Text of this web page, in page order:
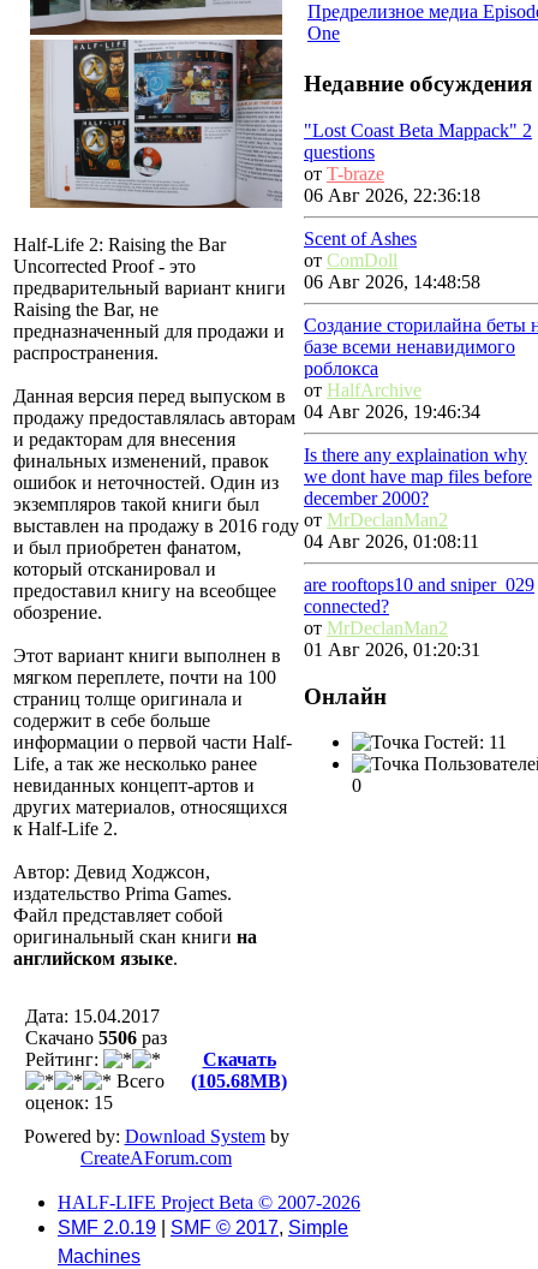
Half-Life 2: Raising the Bar
Uncorrected Proof - это
предварительный вариант книги
Raising the Bar, не
предназначенный для продажи и
распространения.
Данная версия перед выпуском в
продажу предоставлялась авторам
и редакторам для внесения
финальных изменений, правок
ошибок и неточностей. Один из
экземпляров такой книги был
выставлен на продажу в 2016 году
и был приобретен фанатом,
который отсканировал и
предоставил книгу на всеобщее
обозрение.
Этот вариант книги выполнен в
мягком переплете, почти на 100
страниц толще оригинала и
содержит в себе больше
информации о первой части Half-
Life, а так же несколько ранее
невиданных концепт-артов и
других материалов, относящихся
к Half-Life 2.
Автор: Девид Ходжсон,
издательство Prima Games.
Файл представляет собой
оригинальный скан книги на
английском языке.
Дата: 15.04.2017
Скачано 5506 раз
Рейтинг:
Всего
оценок: 15
Скачать
(105.68MB)
Powered by: Download Systemby
CreateAForum.com
Предрелизное медиа
One
Недавние обсуждения
"Lost Coast Beta Mappack" 2
questions
от T-braze
06 Авг 2026, 22:36:18
Scent of Ashes
от ComDoll
06 Авг 2026, 14:48:58
Создание сторилайна беты
базе всеми ненавидимого
роблокса
от HalfArchive
04 Авг 2026, 19:46:34
Is there any explaination why
we dont have map files before
december 2000?
от MrDeclanMan2
04 Авг 2026, 01:08:11
are rooftops10 and sniper_029
connected?
от MrDeclanMan2
01 Авг 2026, 01:20:31
Онлайн
Гостей: 11
0
HALF-LIFE Project Beta © 2007-2026
SMF 2.0.19
SMF © 2017, Simple
Machines